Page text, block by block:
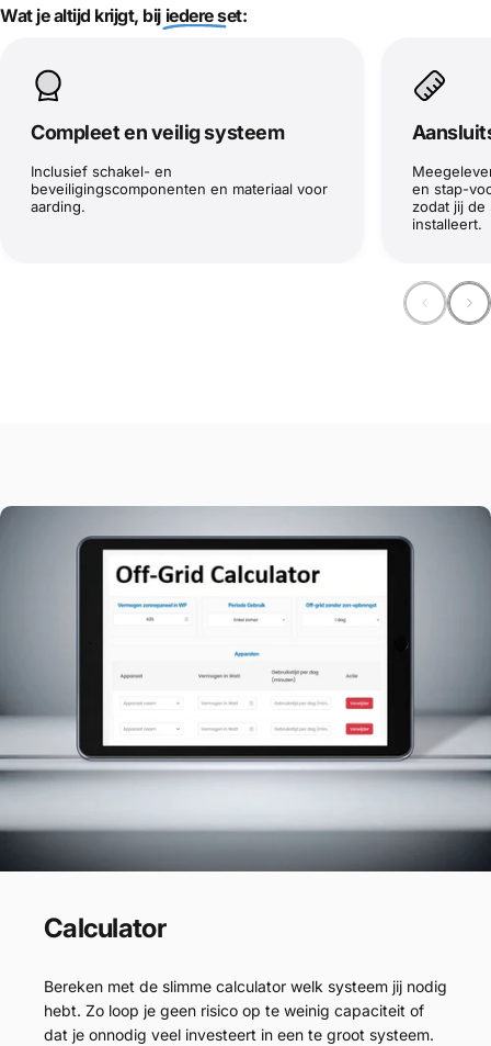
Wat je altijd krijgt, bij iedere set:
Compleet en veilig systeem
Inclusief schakel- en
beveiligingscomponenten en materiaal voor
aarding.
en stap-
zodat jij
installeert.
Calculator
Bereken met de slimme calculator welk systeem jij nodig
hebt. Zo loop je geen risico op te weinig capaciteit of
dat je onnodig veel investeert in een te groot systeem.